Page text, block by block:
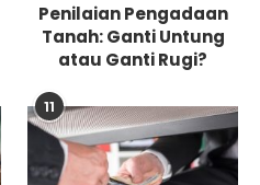
Penilaian Pengadaan
Tanah: Ganti Untung
atau Ganti Rugi?
11